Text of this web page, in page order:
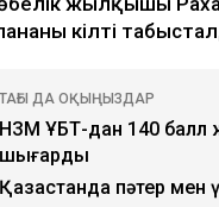
кілті
ТАҒЫ ДА ОҚЫҢЫЗДАР
НЗМ ҰБТ-дан 140 балл
шығарды
Қазақстанда пәтер мен